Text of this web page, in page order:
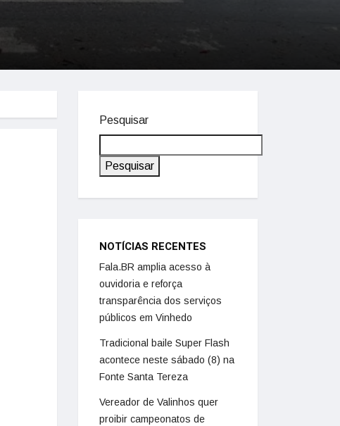
Pesquisar
Pesquisar
NOTÍCIAS RECENTES
Fala.BR amplia acesso à
ouvidoria e reforça
transparência dos serviços
públicos em Vinhedo
Tradicional baile Super Flash
acontece neste sábado (8) na
Fonte Santa Tereza
Vereador de Valinhos quer
proibir campeonatos de